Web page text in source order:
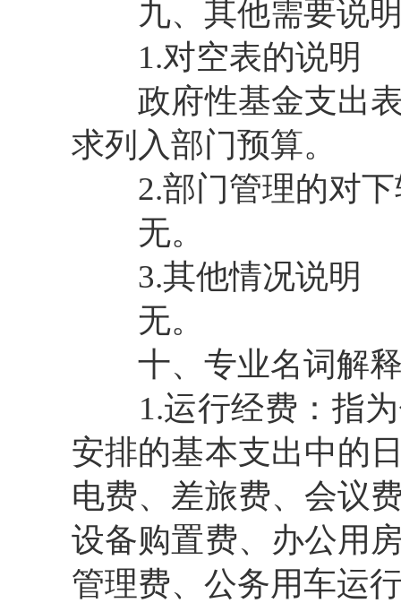
九、其他需要说明
1.对空表的说明
政府性基金支出表
求列入部门预算。
2.部门管理的对下
无。
3.其他情况说明
无。
十、专业名词解
1.运行经费：指为
安排的基本支出中的
电费、差旅费、会议
设备购置费、办公用
管理费、公务用车运